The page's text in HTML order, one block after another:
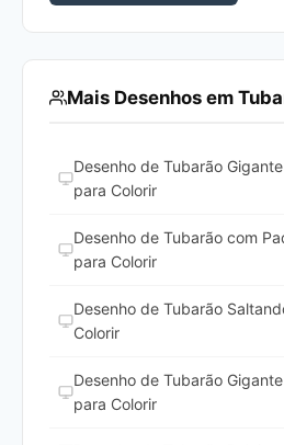
Mais Desenhos em
Desenho de Tubarão
para Colorir
Desenho de Tubarão com
para Colorir
Desenho de Tubarão
Colorir
Desenho de Tubarão
para Colorir